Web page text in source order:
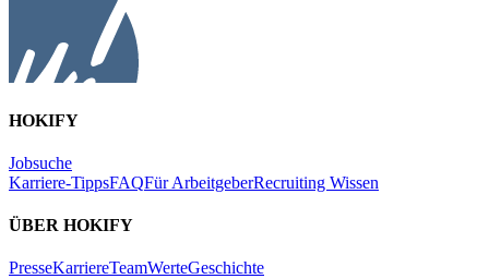
HOKIFY
Jobsuche
Karriere-TippsFAQFür ArbeitgeberRecruiting Wissen
ÜBER HOKIFY
PresseKarriereTeamWerteGeschichte